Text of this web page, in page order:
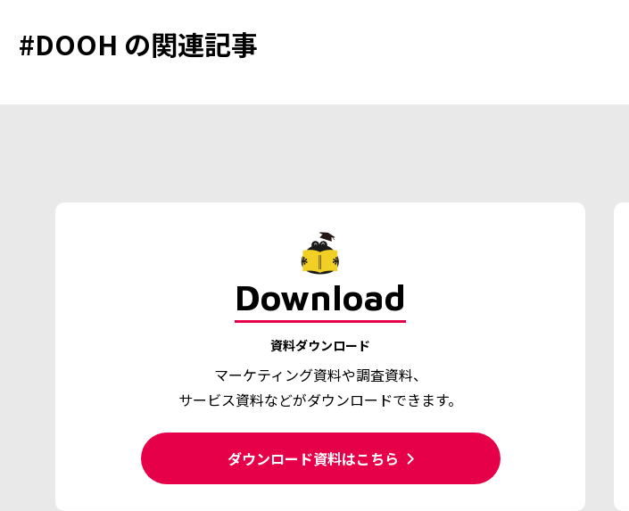
#DOOH の関連記事
Download
資料ダウンロード
マーケティング資料や調査資料、
サービス資料などがダウンロードできます。
ダウンロード資料はこちら